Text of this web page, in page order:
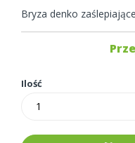
Bryza denko
Ilość